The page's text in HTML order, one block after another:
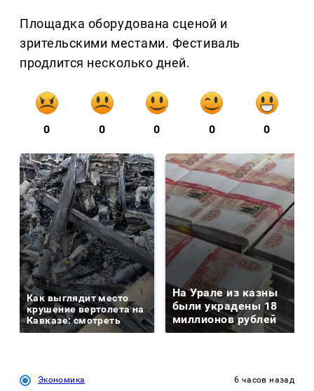
Площадка оборудована сценой и
зрительскими местами. Фестиваль
продлится несколько дней.
0 0 0 0 0
Как выглядит место
крушение вертолета на
Кавказе: смотреть
На Урале из казны
были украдены 18
миллионов рублей
Экономика 6 часов назад